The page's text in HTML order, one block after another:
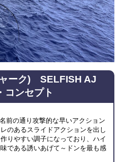
ーク) SELFISH AJ
コンセプト
前の通り攻撃的な早いアクション
のあるスライドアクションを出し
りやすい調子になっており、ハイ
である誘いあげて～ドンを最も感